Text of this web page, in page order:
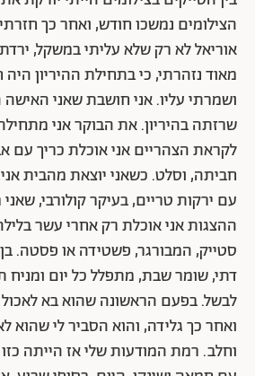
הצילומים נמשכו חודש, ואחר כך
אוריאל לא רק שלא עליתי במשקל,
מאוד נזהרתי, כי בתחילת ההיריון
ושמרתי עליו. אני חושבת שאני
שרזתה בהיריון. את הבוקר אני
לקראת הצהריים אני אוכלת כריך עם
חביתה, וסלט. כשאני יוצאת מהבית
עם ירקות טריים, בעיקר קולורבי,
ההצגות אני אוכלת רק אחרי עשר
סטייק, המבורגר, פשטידה או פסטה. בן
דתי, שומר שבת, מתפלל כל יום ומניח
לבשל. בפעם הראשונה שהוא בא
ואחר כך גלידה, והוא הסביר לי שהוא
וחלב. רמת המודעות שלי אז הייתה